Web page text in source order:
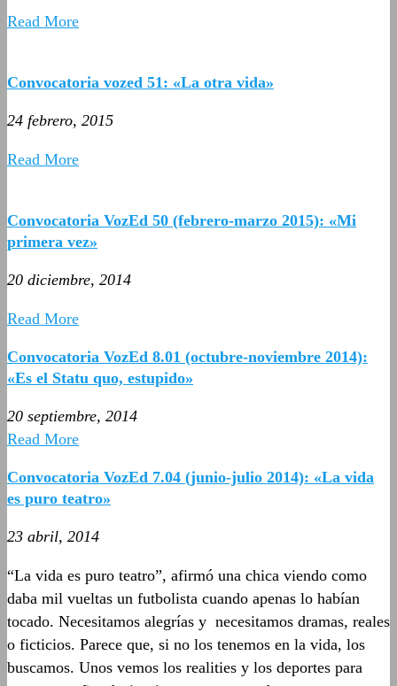
Read More
Convocatoria vozed 51: «La otra vida»
24 febrero, 2015
Read More
Convocatoria VozEd 50 (febrero-marzo 2015): «Mi
primera vez»
20 diciembre, 2014
Read More
Convocatoria VozEd 8.01 (octubre-noviembre 2014):
«Es el Statu quo, estupido»
20 septiembre, 2014
Read More
Convocatoria VozEd 7.04 (junio-julio 2014): «La vida
es puro teatro»
23 abril, 2014
“La vida es puro teatro”, afirmó una chica viendo como
daba mil vueltas un futbolista cuando apenas lo habían
tocado. Necesitamos alegrías y necesitamos dramas, reales
o ficticios. Parece que, si no los tenemos en la vida, los
buscamos. Unos vemos los realities y los deportes para